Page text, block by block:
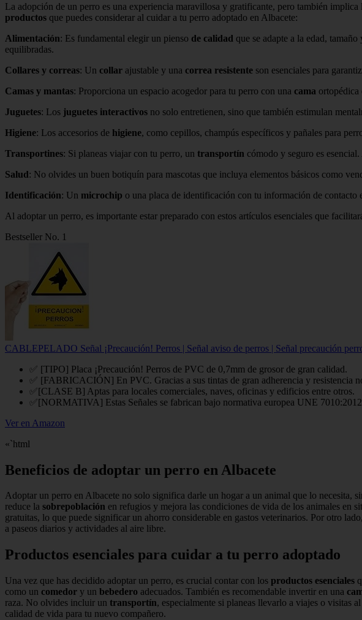
La adopción de un perro es una experiencia maravillosa y gratificante, pero también
productos que puedes considerar al cuidar a tu perro adoptado en Albacete:
Alimentación: Es fundamental elegir un pienso de calidad que se adapte a la edad,
equilibradas.
Collares y correas: Un collar ajustable y una correa resistente son esenciales para
Camas y mantas: Proporciona un espacio acogedor para tu perro con una cama ortopédica
Juguetes: Los juguetes interactivos no solo entretienen, sino que también estimulan
Higiene: Los accesorios de higiene, como cepillos, champús específicos y pañales para
Transportines: Si planeas viajar con tu perro, un transportín cómodo y seguro es
Salud: No olvides un buen botiquín para mascotas que incluya elementos básicos como
Identificación: Un microchip o una placa de identificación con tu información de contacto
Al adoptar un perro, es importante estar preparado con estos artículos esenciales que
Bestseller No. 1
CABLEPELADO Señal ¡Precaución! Perros | Señal aviso de perros | Señal precaución
✅ [TIPO] Placa ¡Precaución! Perros de PVC de 0,7mm de grosor de gran calidad.
✅ [FABRICACIÓN] En PVC. Gracias a sus tintas de gran adherencia y resistencia
✅[CLASE B] Aptas para locales comerciales, naves, oficinas y edificios entre otros.
✅[NORMATIVA] Estas Señales se fabrican bajo normativa europea UNE
Ver en Amazon
«`html
Beneficios de adoptar un perro en Albacete
Adoptar un perro en Albacete no solo significa darle un hogar a un animal que lo necesita,
reduce la sobrepoblación en refugios y mejora las condiciones de vida de los animales en
gratuitas, lo que puede significar un ahorro considerable en gastos veterinarios. Por otro
a paseos diarios y actividades al aire libre.
Productos esenciales para cuidar a tu perro adoptado
Una vez que has decidido adoptar un perro, es crucial contar con los productos esenciales
como un comedor y un bebedero adecuados. También es recomendable invertir en una
raza. No olvides incluir un transportín, especialmente si planeas llevarlo a viajes o visitas
calidad de vida para tu nuevo compañero.